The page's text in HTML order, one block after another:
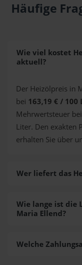
Häufige
Wie viel kostet
aktuell?
Der Heizölpreis in
bei 163,19 € / 100
Mehrwertsteuer
Liter. Den exakten
erhalten Sie über
Wer liefert das
Wie lange ist die
Maria Ellend?
Welche